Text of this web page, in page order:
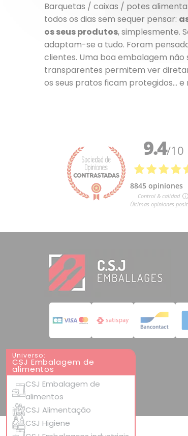
Universo:
CSJ Embalagem de
alimentos
CSJ Embalagem de
alimentos
CSJ Alimentação
CSJ Higiene
Barquetas / caixas / potes
todos os dias sem sequer pensar:
os seus produtos, simplesmente.
adaptam-se a tudo. Foram
clientes. Uma boa embalagem
transparentes permitem ver
os seus pratos ficam protegidos…